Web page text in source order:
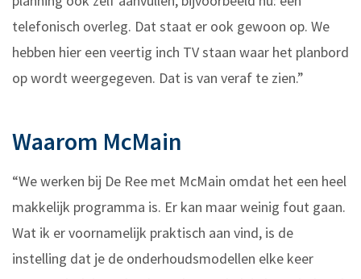
telefonisch overleg. Dat staat er ook gewoon op. We
hebben hier een veertig inch TV staan waar het planbord
op wordt weergegeven. Dat is van veraf te zien.”
Waarom McMain
“We werken bij De Ree met McMain omdat het een heel
makkelijk programma is. Er kan maar weinig fout gaan.
Wat ik er voornamelijk praktisch aan vind, is de
instelling dat je de onderhoudsmodellen elke keer